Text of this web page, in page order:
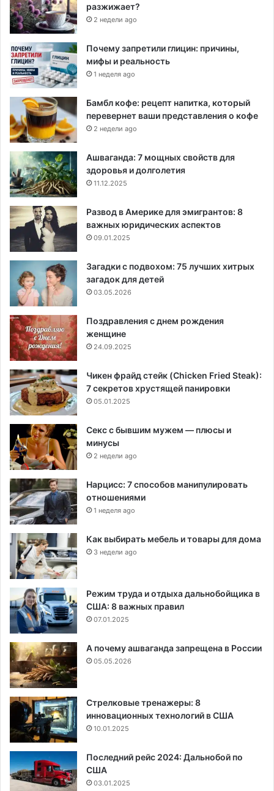
разжижает?
2 недели ago
Почему запретили глицин: причины,
мифы и реальность
1 неделя ago
Бамбл кофе: рецепт напитка, который
перевернет ваши представления о кофе
2 недели ago
Ашваганда: 7 мощных свойств для
здоровья и долголетия
11.12.2025
Развод в Америке для эмигрантов: 8
важных юридических аспектов
09.01.2025
Загадки с подвохом: 75 лучших хитрых
загадок для детей
03.05.2026
Поздравления с днем рождения
женщине
24.09.2025
Чикен фрайд стейк (Chicken Fried Steak):
7 секретов хрустящей панировки
05.01.2025
Секс с бывшим мужем — плюсы и
минусы
2 недели ago
Нарцисс: 7 способов манипулировать
отношениями
1 неделя ago
Как выбирать мебель и товары для дома
3 недели ago
Режим труда и отдыха дальнобойщика в
США: 8 важных правил
07.01.2025
А почему ашваганда запрещена в России
05.05.2026
Стрелковые тренажеры: 8
инновационных технологий в США
10.01.2025
Последний рейс 2024: Дальнобой по
США
03.01.2025